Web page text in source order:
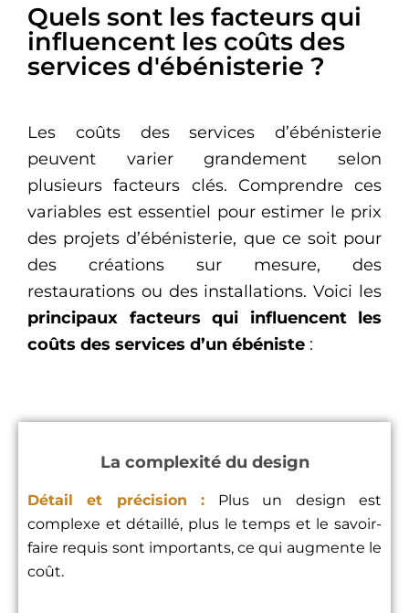
Quels sont les facteurs qui
influencent les coûts des
services d'ébénisterie ?
Les coûts des services d’ébénisterie
peuvent varier grandement selon
plusieurs facteurs clés. Comprendre ces
variables est essentiel pour estimer le prix
des projets d’ébénisterie, que ce soit pour
des créations sur mesure, des
restaurations ou des installations. Voici les
principaux facteurs qui influencent les
coûts des services d’un ébéniste :
La complexité du design
Détail et précision : Plus un design est
complexe et détaillé, plus le temps et le savoir-
faire requis sont importants, ce qui augmente le
coût.